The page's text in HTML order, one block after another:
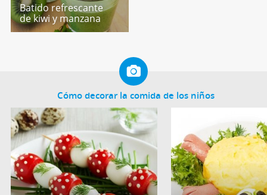
Batido refrescante
de kiwi y manzana
Cómo decorar la comida de los niños